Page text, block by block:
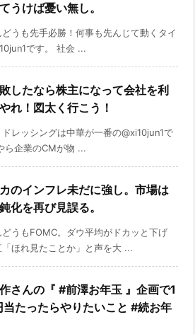
うけば憂い無し。
うも先手必勝！何事も先んじて動くタイ
です。 社会 ...
したなら株主になって会社を利
れ！図太く行こう！
ドレッシングは中華が一番の@xi10jun1で
ら企業のCMが物 ...
のインフレ未だに強し。市場は
化を再び見誤る。
うもFOMC。ダウ平均がドカッと下げ
ほれ見たことか」と声を大 ...
さんの『 #前澤お年玉 』企画で1
たったらやりたいこと #続お年